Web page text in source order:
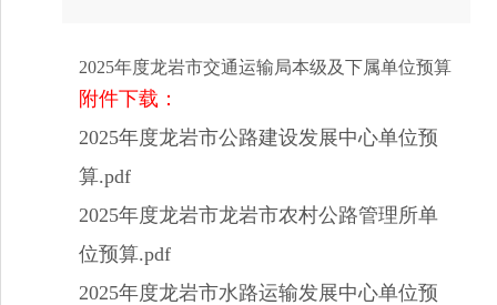
2025年度龙岩市交通运输局本级及下属单位预算
附件下载：
2025年度龙岩市公路建设发展中心单位预
算.pdf
2025年度龙岩市龙岩市农村公路管理所单
位预算.pdf
2025年度龙岩市水路运输发展中心单位预